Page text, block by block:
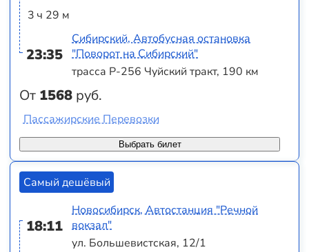
3 ч 29 м
23:35
От 1568 руб.
Сибирский, Автобусная остановка
"Поворот на Сибирский"
трасса Р-256 Чуйский тракт, 190 км
Выбрать билет
Пассажирские Перевозки
Самый дешёвый
18:11
Новосибирск, Автостанция "Речной
вокзал"
ул. Большевистская, 12/1